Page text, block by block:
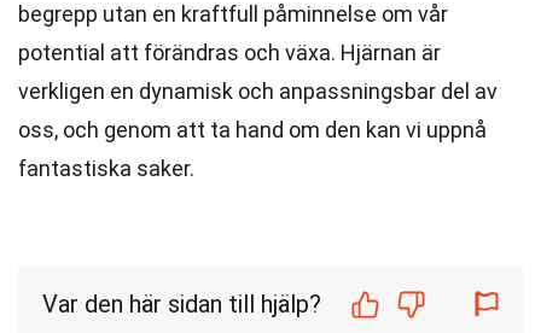
begrepp utan en kraftfull påminnelse om vår
potential att förändras och växa. Hjärnan är
verkligen en dynamisk och anpassningsbar del av
oss, och genom att ta hand om den kan vi uppnå
fantastiska saker.
Var den här sidan till hjälp?